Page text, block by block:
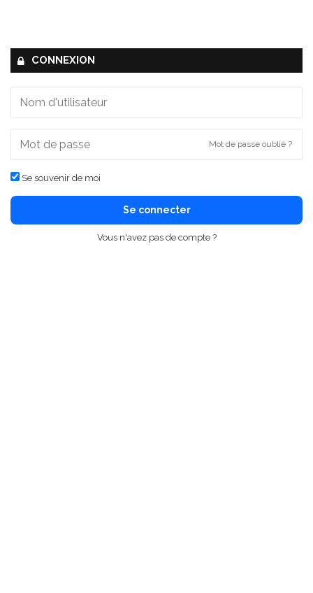
CONNEXION
Mot de passe oublié ?
Se souvenir de moi
Se connecter
Vous n'avez pas de compte ?